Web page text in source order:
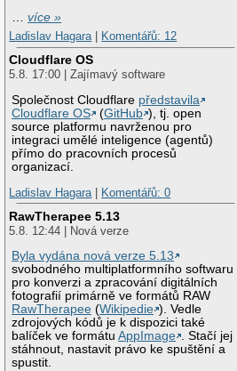
…více »
Ladislav Hagara| Komentářů: 12
Cloudflare OS
5.8. 17:00 | Zajímavý software
Společnost Cloudflare představila
Cloudflare OS
(GitHub ), tj. open
source platformu navrženou pro
integraci umělé inteligence (agentů)
přímo do pracovních procesů
organizací.
Ladislav Hagara| Komentářů: 0
RawTherapee 5.13
5.8. 12:44 | Nová verze
Byla vydána nová verze 5.13
svobodného multiplatformního softwaru
pro konverzi a zpracování digitálních
fotografií primárně ve formátů RAW
RawTherapee (Wikipedie ). Vedle
zdrojových kódů je k dispozici také
balíček ve formátuAppImage . Stačí jej
stáhnout, nastavit právo ke spuštění a
spustit.